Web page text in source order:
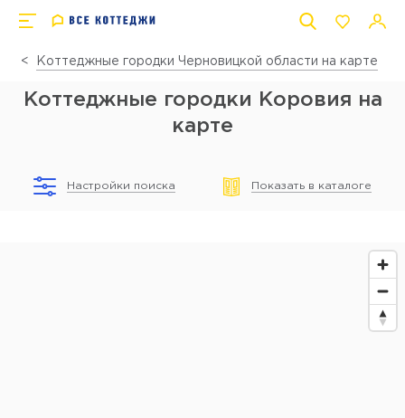
Коттеджные городки Черновицкой области на карте
Коттеджные городки Коровия на
карте
Настройки поиска Показать в каталоге